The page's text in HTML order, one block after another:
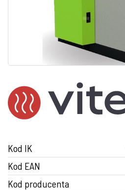
Kod IK
Kod EAN
Kod producenta